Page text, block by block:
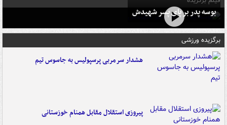
بوسه‌ پدر بر پای پسر شهیدش
برگزیده ورزشی
هشدار سرمربی پرسپولیس به جاسوس تیم
پیروزی استقلال مقابل همنام خوزستانی